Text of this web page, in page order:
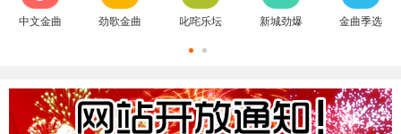
林子祥翻唱黄家驹遗作《天地》霸气冲天!
Beyond ~ 【午夜迷牆】_HIGH
[珍贵海报] From the Underground..海報
但愿人长久
中文金曲 劲歌金曲 叱咤乐坛 新城劲爆 金曲季选